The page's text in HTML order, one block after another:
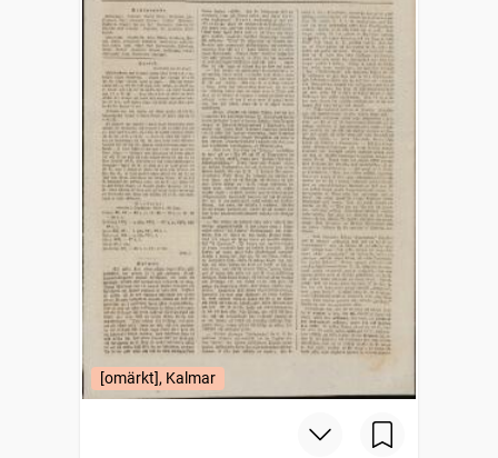
[omärkt], Kalmar